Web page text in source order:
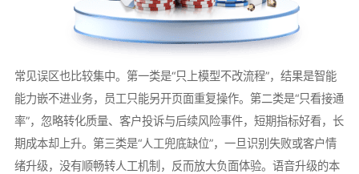
常见误区也比较集中。第一类是“只上模型不改流程”，结果是智能
能力嵌不进业务，员工只能另开页面重复操作。第二类是“只看接通
率”，忽略转化质量、客户投诉与后续风险事件，短期指标好看，长
期成本却上升。第三类是“人工兜底缺位”，一旦识别失败或客户情
绪升级，没有顺畅转人工机制，反而放大负面体验。语音升级的本